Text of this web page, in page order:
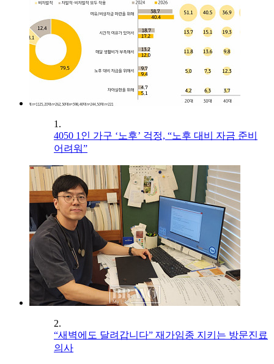
1.
4050 1인 가구 ‘노후’ 걱정, “노후 대비 자금 준비
어려워”
2.
“새벽에도 달려갑니다” 재가임종 지키는 방문진료
의사